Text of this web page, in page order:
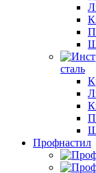
сталь
Профнастил